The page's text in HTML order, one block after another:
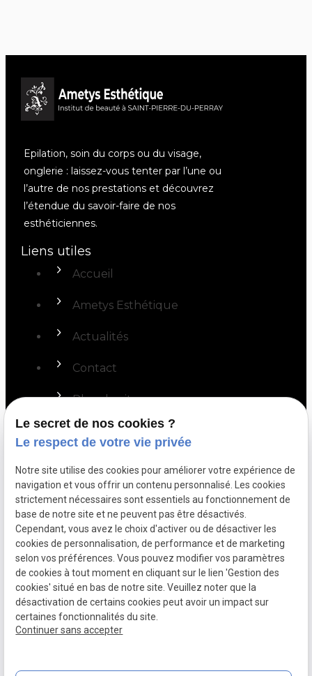
Epilation, soin du corps ou du visage,
onglerie : laissez-vous tenter par l’une ou
l’autre de nos prestations et découvrez
l’étendue du savoir-faire de nos
esthéticiennes.
Liens utiles
Accueil
Ametys Esthétique
Actualités
Contact
Plan du site
Mentions légales
Gestion des cookies
Me contacter
01 88 24 83 20
45 av du général de Gaulle
91280 St-Pierre-Du-Perray
Le secret de nos cookies ?
Le respect de votre vie privée
Notre site utilise des cookies pour améliorer votre expérience de
navigation et vous offrir un contenu personnalisé. Les cookies
strictement nécessaires sont essentiels au fonctionnement de
base de notre site et ne peuvent pas être désactivés.
Cependant, vous avez le choix d'activer ou de désactiver les
cookies de personnalisation, de performance et de marketing
selon vos préférences. Vous pouvez modifier vos paramètres
de cookies à tout moment en cliquant sur le lien 'Gestion des
cookies' situé en bas de notre site. Veuillez noter que la
désactivation de certains cookies peut avoir un impact sur
certaines fonctionnalités du site.
Continuer sans accepter